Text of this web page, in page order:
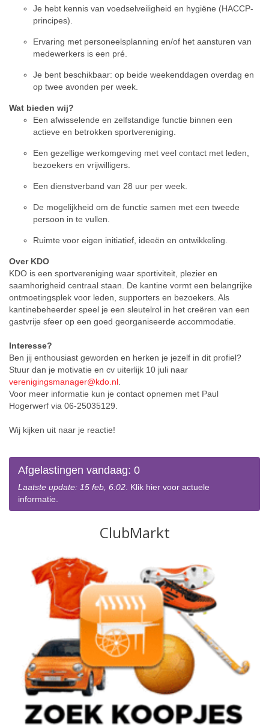
Je hebt kennis van voedselveiligheid en hygiëne (HACCP-
principes).
Ervaring met personeelsplanning en/of het aansturen van
medewerkers is een pré.
Je bent beschikbaar: op beide weekenddagen overdag en
op twee avonden per week.
Wat bieden wij?
Een afwisselende en zelfstandige functie binnen een
actieve en betrokken sportvereniging.
Een gezellige werkomgeving met veel contact met leden,
bezoekers en vrijwilligers.
Een dienstverband van 28 uur per week.
De mogelijkheid om de functie samen met een tweede
persoon in te vullen.
Ruimte voor eigen initiatief, ideeën en ontwikkeling.
Over KDO
KDO is een sportvereniging waar sportiviteit, plezier en
saamhorigheid centraal staan. De kantine vormt een belangrijke
ontmoetingsplek voor leden, supporters en bezoekers. Als
kantinebeheerder speel je een sleutelrol in het creëren van een
gastvrije sfeer op een goed georganiseerde accommodatie.
Interesse?
Ben jij enthousiast geworden en herken je jezelf in dit profiel?
Stuur dan je motivatie en cv uiterlijk 10 juli naar
verenigingsmanager@kdo.nl.
Voor meer informatie kun je contact opnemen met Paul
Hogerwerf via 06‑25035129.
Wij kijken uit naar je reactie!
Afgelastingen vandaag: 0
Laatste update: 15 feb, 6:02. Klik hier voor actuele
informatie.